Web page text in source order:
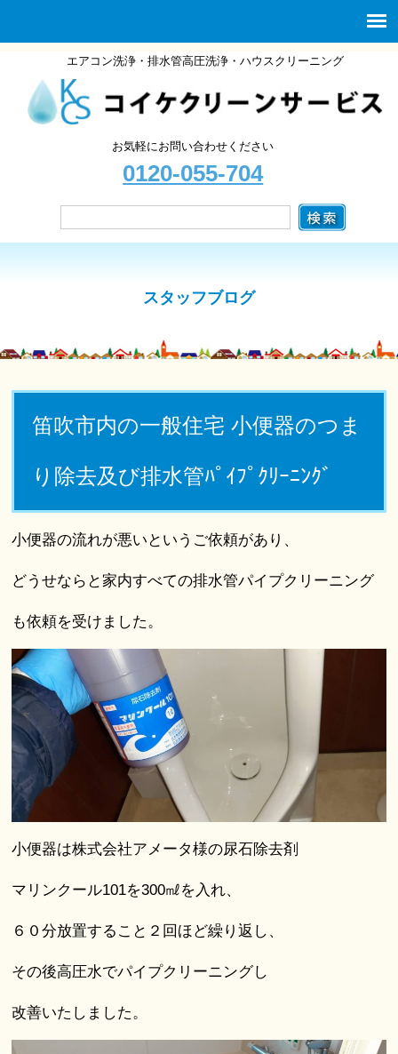
エアコン洗浄・排水管高圧洗浄・ハウスクリーニング
お気軽にお問い合わせください
0120-055-704
スタッフブログ
笛吹市内の一般住宅 小便器のつま
り除去及び排水管ﾊﾟｲﾌﾟｸﾘｰﾆﾝｸﾞ
小便器の流れが悪いというご依頼があり、
どうせならと家内すべての排水管パイプクリーニング
も依頼を受けました。
小便器は株式会社アメータ様の尿石除去剤
マリンクール101を300㎖を入れ、
６０分放置すること２回ほど繰り返し、
その後高圧水でパイプクリーニングし
改善いたしました。